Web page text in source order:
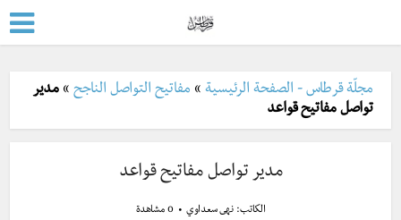
مجلّة قرطاس - الصفحة الرئيسية » مفاتيح التواصل الناجح »مدير
تواصل مفاتيح قواعد
مدير تواصل مفاتيح قواعد
الكاتب:نهى سعداوي 0 مشاهدة